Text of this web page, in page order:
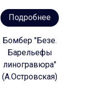
Подробнее
Бомбер "Безе.
Барельефы
линогравюра"
(А.Островская)